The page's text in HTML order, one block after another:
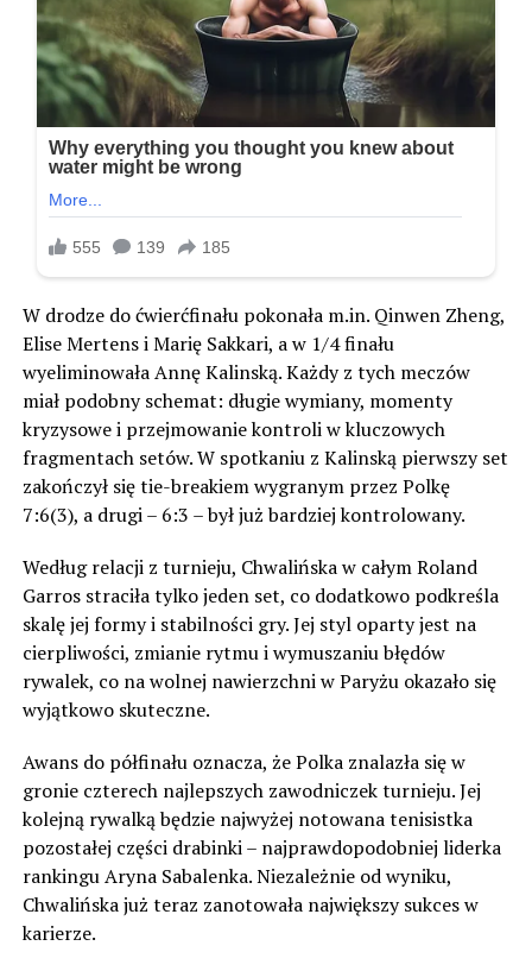
W drodze do ćwierćfinału pokonała m.in. Qinwen Zheng,
Elise Mertens i Marię Sakkari, a w 1/4 finału
wyeliminowała Annę Kalinską. Każdy z tych meczów
miał podobny schemat: długie wymiany, momenty
kryzysowe i przejmowanie kontroli w kluczowych
fragmentach setów. W spotkaniu z Kalinską pierwszy set
zakończył się tie-breakiem wygranym przez Polkę
7:6(3), a drugi – 6:3 – był już bardziej kontrolowany.
Według relacji z turnieju, Chwalińska w całym Roland
Garros straciła tylko jeden set, co dodatkowo podkreśla
skalę jej formy i stabilności gry. Jej styl oparty jest na
cierpliwości, zmianie rytmu i wymuszaniu błędów
rywalek, co na wolnej nawierzchni w Paryżu okazało się
wyjątkowo skuteczne.
Awans do półfinału oznacza, że Polka znalazła się w
gronie czterech najlepszych zawodniczek turnieju. Jej
kolejną rywalką będzie najwyżej notowana tenisistka
pozostałej części drabinki – najprawdopodobniej liderka
rankingu Aryna Sabalenka. Niezależnie od wyniku,
Chwalińska już teraz zanotowała największy sukces w
karierze.